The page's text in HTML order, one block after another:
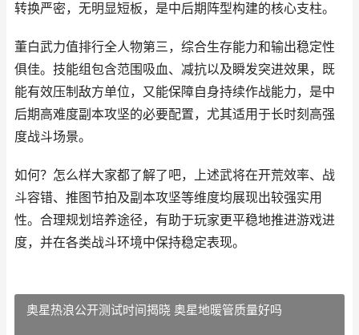
转换严密，无明显短板，是中后期阵型构建的核心支柱。
董白武力值排行全人物第三，综合生存能力和输出稳定性
俱佳。技能组包含范围吸血、减抗以及瞬发突进效果，既
能有效压制敌方单位，又能保障自身持续作战能力，是中
后期高难度副本攻坚的必要配置，尤其适用于长时刻高强
度战斗场景。
如何？怎么样大家都了解了吧，上述武将在开荒效率、战
斗容错、推图节拍及副本攻坚等维度均展现出较强实用
性。合理规划培养途径，有助于玩家更平稳地推进游戏进
度，并在各类战斗环境中保持稳定表现。
奥星热浪公开测试时间揭晓 奥星地暖管质量好吗